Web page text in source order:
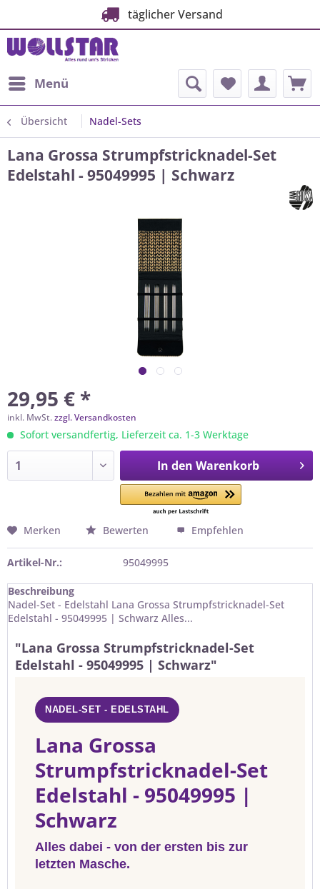
täglicher Versand
Menü
Übersicht Nadel-Sets
Lana Grossa Strumpfstricknadel-Set
Edelstahl - 95049995 | Schwarz
29,95 € *
inkl. MwSt.zzgl. Versandkosten
Sofort versandfertig, Lieferzeit ca. 1-3 Werktage
In den Warenkorb
Merken Bewerten Empfehlen
Artikel-Nr.: 95049995
Beschreibung
Nadel-Set - Edelstahl Lana Grossa Strumpfstricknadel-Set
Edelstahl - 95049995 | Schwarz Alles...
"Lana Grossa Strumpfstricknadel-Set
Edelstahl - 95049995 | Schwarz"
NADEL-SET - EDELSTAHL
Lana Grossa
Strumpfstricknadel-Set
Edelstahl - 95049995 |
Schwarz
Alles dabei - von der ersten bis zur
letzten Masche.